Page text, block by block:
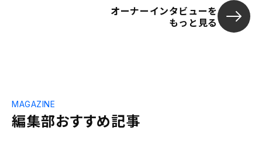
オーナーインタビューを
もっと見る
編集部おすすめ記事
MAGAZINE